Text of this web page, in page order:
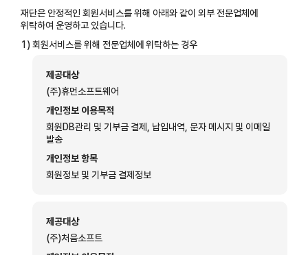
재단은 안정적인 회원서비스를 위해 아래와 같이 외부 전문업체에
위탁하여 운영하고 있습니다.
1) 회원서비스를 위해 전문업체에 위탁하는 경우
제공대상
(주)휴먼소프트웨어
개인정보 이용목적
회원DB관리 및 기부금 결제, 납입내역, 문자 메시지 및 이메일
발송
개인정보 항목
회원정보 및 기부금 결제정보
제공대상
(주)처음소프트